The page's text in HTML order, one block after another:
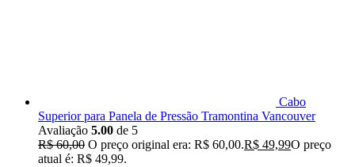
Cabo
Superior para Panela de Pressão Tramontina Vancouver
Avaliação 5.00 de 5
R$60,00 O preço original era: R$ 60,00.R$ 49,99O preço
atual é: R$ 49,99.